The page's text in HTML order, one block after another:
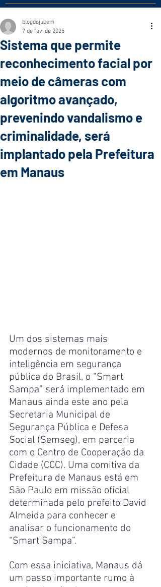
Sistema que permite
reconhecimento facial por
meio de câmeras com
algoritmo avançado,
prevenindo vandalismo e
criminalidade, será
implantado pela Prefeitura
em Manaus
blogdojucem
7 de fev. de 2025
Um dos sistemas mais
modernos de monitoramento e
inteligência em segurança
pública do Brasil, o “Smart
Sampa” será implementado em
Manaus ainda este ano pela
Secretaria Municipal de
Segurança Pública e Defesa
Social (Semseg), em parceria
com o Centro de Cooperação da
Cidade (CCC). Uma comitiva da
Prefeitura de Manaus está em
São Paulo em missão oficial
determinada pelo prefeito David
Almeida para conhecer e
analisar o funcionamento do
“Smart Sampa”.
Com essa iniciativa, Manaus dá
um passo importante rumo à